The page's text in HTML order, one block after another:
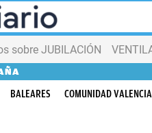
sobre JUBILACIÓN
BALEARES COMUNIDAD